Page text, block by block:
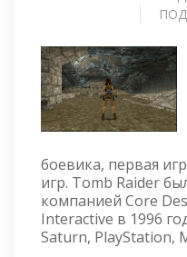
боевика, первая
игр. Tomb Raider
компанией Core
Interactive в 1996
Saturn, PlayStation,